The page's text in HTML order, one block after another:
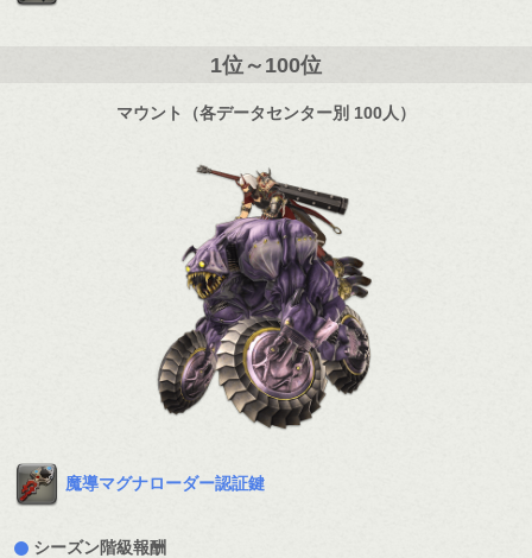
1位～100位
マウント（各データセンター別 100人）
魔導マグナローダー認証鍵
シーズン階級報酬